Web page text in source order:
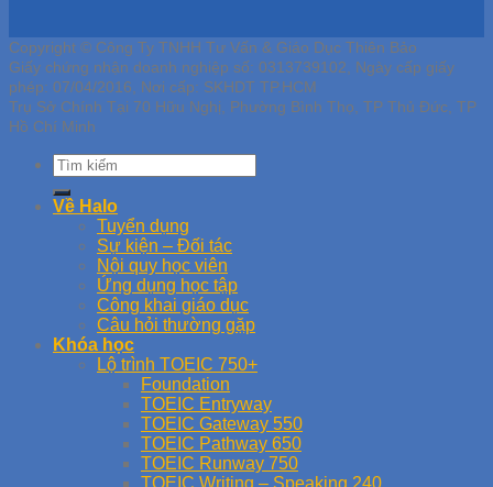
Copyright © Công Ty TNHH Tư Vấn & Giáo Dục Thiên Bảo
Giấy chứng nhận doanh nghiệp số: 0313739102, Ngày cấp giấy
phép: 07/04/2016, Nơi cấp: SKHDT TP.HCM
Trụ Sở Chính Tại 70 Hữu Nghị, Phường Bình Thọ, TP Thủ Đức, TP
Hồ Chí Minh
Về Halo
Tuyển dụng
Sự kiện – Đối tác
Nội quy học viên
Ứng dụng học tập
Công khai giáo dục
Câu hỏi thường gặp
Khóa học
Lộ trình TOEIC 750+
Foundation
TOEIC Entryway
TOEIC Gateway 550
TOEIC Pathway 650
TOEIC Runway 750
TOEIC Writing – Speaking 240